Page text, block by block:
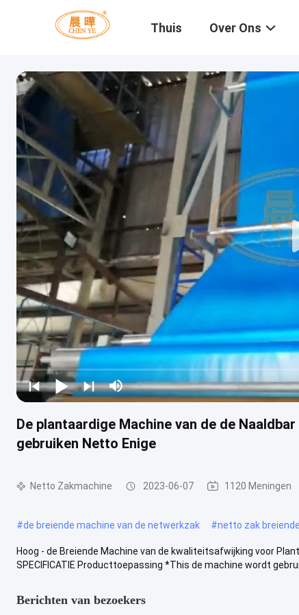
Thuis Over Ons
De plantaardige Machine van de de
gebruiken Netto Enige
Netto Zakmachine 2023-06-07 1120 Meningen
#de breiende machine van de netwerkzak #netto zak
Hoog - de Breiende Machine van de kwaliteitsafwijking voor
SPECIFICATIE Producttoepassing *This de machine wordt
Berichten van bezoekers